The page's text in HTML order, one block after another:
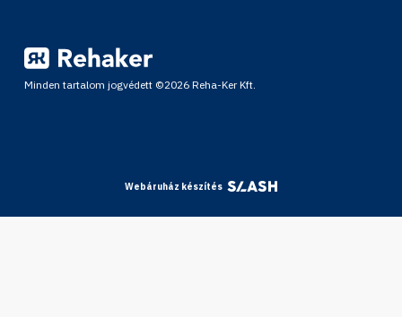
Minden tartalom jogvédett ©2026 Reha-Ker Kft.
Webáruház készítés